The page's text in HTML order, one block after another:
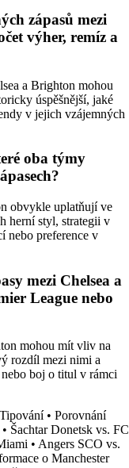
zápasů mezi
výher, remíz a
a Brighton mohou
úspěšnější, jaké
v jejich vzájemných
oba týmy
obvykle uplatňují ve
herní styl, strategii v
nebo preference v
mezi Chelsea a
League nebo
mohou mít vliv na
rozdíl mezi nimi a
boj o titul v rámci
• Porovnání
• Šachtar Donetsk vs. FC
• Angers SCO vs.
o Manchester